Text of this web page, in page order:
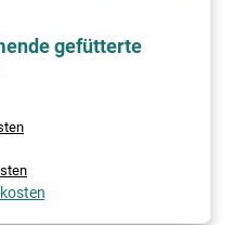
gefütterte